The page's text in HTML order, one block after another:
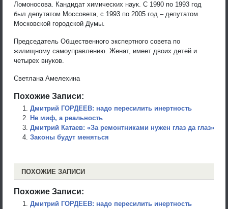
Ломоносова. Кандидат химических наук. С 1990 по 1993 год
был депутатом Моссовета, с 1993 по 2005 год – депутатом
Московской городской Думы.
Председатель Общественного экспертного совета по
жилищному самоуправлению. Женат, имеет двоих детей и
четырех внуков.
Светлана Амелехина
Похожие Записи:
Дмитрий ГОРДЕЕВ: надо пересилить инертность
Не миф, а реальность
Дмитрий Катаев: «За ремонтниками нужен глаз да глаз»
Законы будут меняться
ПОХОЖИЕ ЗАПИСИ
Похожие Записи:
Дмитрий ГОРДЕЕВ: надо пересилить инертность